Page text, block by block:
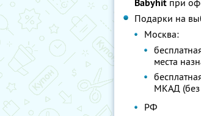
Babyhit при
Подарки на
Москва:
места
МКАД (без
РФ